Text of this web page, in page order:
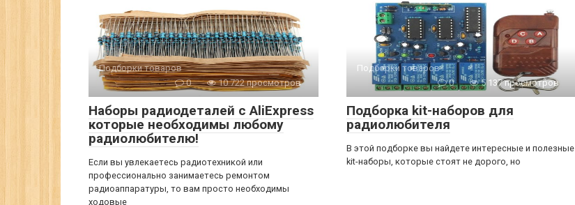
Подборки товаров
0
10 722 просмотров
Наборы радиодеталей с AliExpress
которые необходимы любому
радиолюбителю!
Если вы увлекаетесь радиотехникой или
профессионально занимаетесь ремонтом
радиоаппаратуры, то вам просто необходимы
ходовые
Подборки товаров
0
5 137 просмотров
Подборка kit-наборов для
радиолюбителя
В этой подборке вы найдете интересные и полезные
kit-наборы, которые стоят не дорого, но